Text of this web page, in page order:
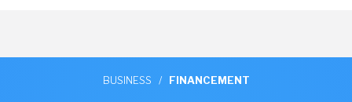
BUSINESS / FINANCEMENT